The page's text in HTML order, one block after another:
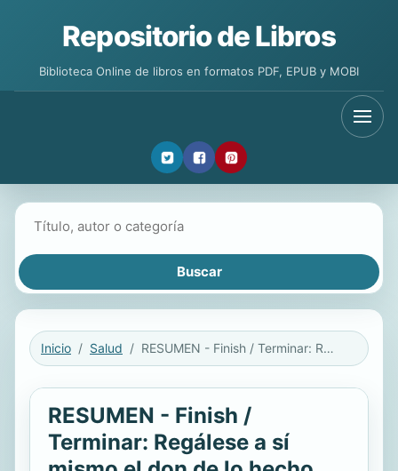
Repositorio de Libros
Biblioteca Online de libros en formatos PDF, EPUB y MOBI
Inicio Salud RESUMEN - Finish / Terminar: Regálese a sí mismo el don de lo hecho por Jon Acuff
RESUMEN - Finish /
Terminar: Regálese a sí